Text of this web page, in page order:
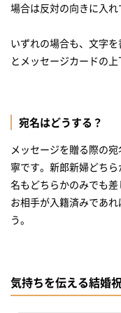
場合は反対の向きに入れ
いずれの場合も、文字
とメッセージカードの
宛名はどうする？
メッセージを贈る際の
寧です。新郎新婦どち
名もどちらかのみでも差
お相手が入籍済みであ
気持ちを伝える結婚